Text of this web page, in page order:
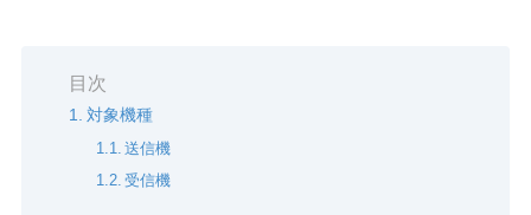
目次
対象機種
送信機
受信機